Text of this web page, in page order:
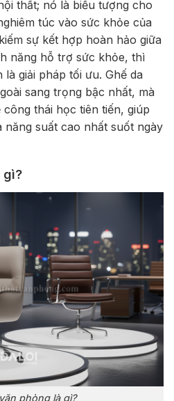
thất; nó là biểu tượng cho
túc vào sức khỏe của
sự kết hợp hoàn hảo giữa
năng hỗ trợ sức khỏe, thì
giải pháp tối ưu. Ghế da
sang trọng bậc nhất, mà
thái học tiên tiến, giúp
suất cao nhất suốt ngày
gì?
phòng là gì?